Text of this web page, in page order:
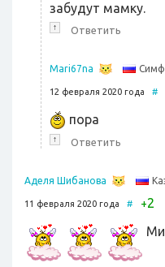
забудут мамку.
↑ Ответить
Mari67na
12 февраля 2020 года #
пора
↑ Ответить
Аделя Шибанова
11 февраля 2020 года # +2